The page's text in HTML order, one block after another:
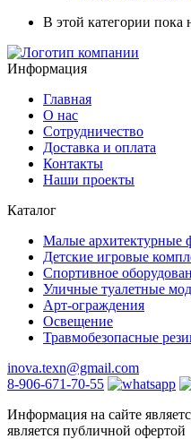
В этой категории пока
Информация
Главная
О нас
Сотрудничество
Доставка и оплата
Контакты
Наши проекты
Каталог
Малые архитектурные
Детские игровые
Спортивное
Уличные туалетные
Арт-ограждения
Освещение
Травмобезопасные
inova.texn@gmail.com
8-906-671-70-55
Информация на сайте
является публичной офертой